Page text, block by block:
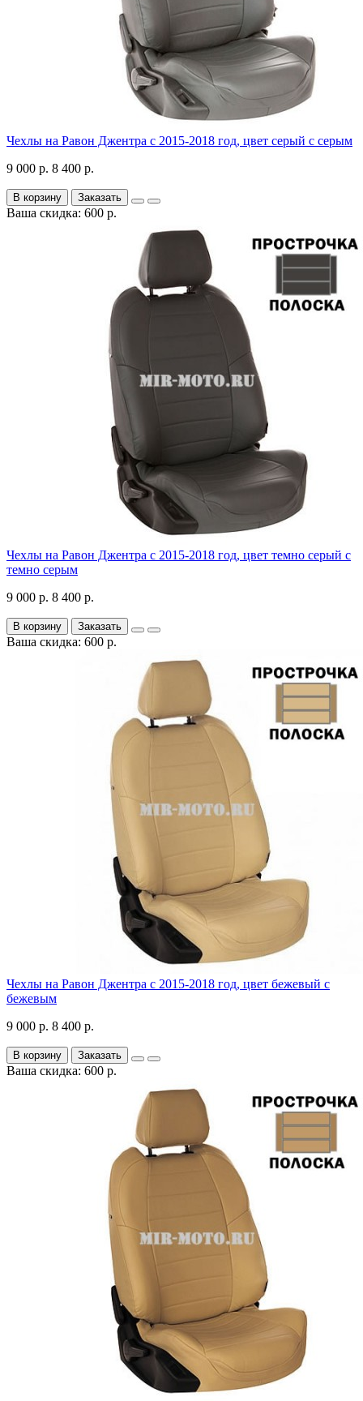
Чехлы на Равон Джентра с 2015-2018 год, цвет серый с серым
9 000 р. 8 400 р.
В корзину Заказать
Ваша скидка: 600 р.
Чехлы на Равон Джентра с 2015-2018 год, цвет темно серый с
темно серым
9 000 р. 8 400 р.
В корзину Заказать
Ваша скидка: 600 р.
Чехлы на Равон Джентра с 2015-2018 год, цвет бежевый с
бежевым
9 000 р. 8 400 р.
В корзину Заказать
Ваша скидка: 600 р.